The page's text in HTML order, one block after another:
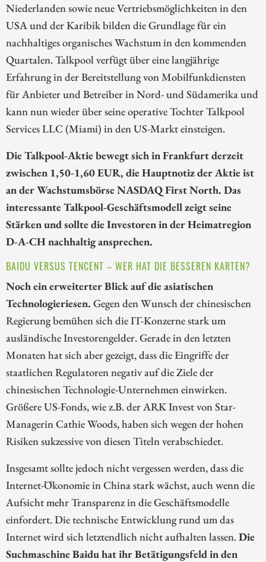
Niederlanden sowie neue Vertriebsmöglichkeiten in den
USA und der Karibik bilden die Grundlage für ein
nachhaltiges organisches Wachstum in den kommenden
Quartalen. Talkpool verfügt über eine langjährige
Erfahrung in der Bereitstellung von Mobilfunkdiensten
für Anbieter und Betreiber in Nord- und Südamerika und
kann nun wieder über seine operative Tochter Talkpool
Services LLC (Miami) in den US-Markt einsteigen.
Die Talkpool-Aktie bewegt sich in Frankfurt derzeit
zwischen 1,50-1,60 EUR, die Hauptnotiz der Aktie ist
an der Wachstumsbörse NASDAQ First North. Das
interessante Talkpool-Geschäftsmodell zeigt seine
Stärken und sollte die Investoren in der Heimatregion
D-A-CH nachhaltig ansprechen.
BAIDU VERSUS TENCENT – WER HAT DIE BESSEREN KARTEN?
Noch ein erweiterter Blick auf die asiatischen
Technologieriesen. Gegen den Wunsch der chinesischen
Regierung bemühen sich die IT-Konzerne stark um
ausländische Investorengelder. Gerade in den letzten
Monaten hat sich aber gezeigt, dass die Eingriffe der
staatlichen Regulatoren negativ auf die Ziele der
chinesischen Technologie-Unternehmen einwirken.
Größere US-Fonds, wie z.B. der ARK Invest von Star-
Managerin Cathie Woods, haben sich wegen der hohen
Risiken sukzessive von diesen Titeln verabschiedet.
Insgesamt sollte jedoch nicht vergessen werden, dass die
Internet-Ökonomie in China stark wächst, auch wenn die
Aufsicht mehr Transparenz in die Geschäftsmodelle
einfordert. Die technische Entwicklung rund um das
Internet wird sich letztendlich nicht aufhalten lassen.Die
Suchmaschine Baidu hat ihr Betätigungsfeld in den